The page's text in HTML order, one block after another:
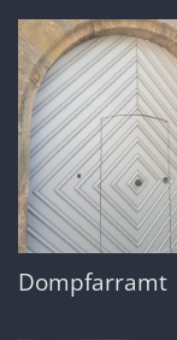
Dompfarramt